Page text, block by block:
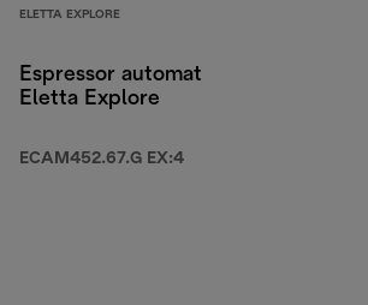
ELETTA EXPLORE
Espressor automat
Eletta Explore
ECAM452.67.G EX:4